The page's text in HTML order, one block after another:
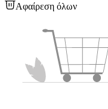
Αφαίρεση όλων